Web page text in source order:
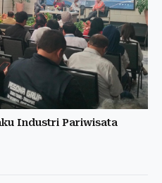
Industri Pariwisata